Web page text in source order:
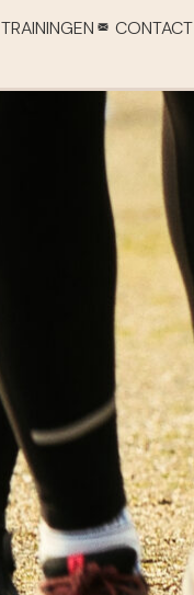
TRAININGEN CONTACT